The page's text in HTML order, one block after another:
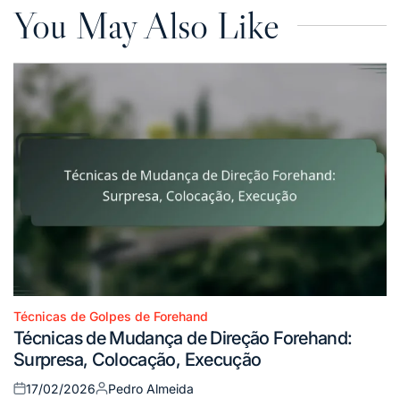
You May Also Like
Posted
in
Técnicas de Golpes de Forehand
Técnicas de Mudança de Direção Forehand:
Surpresa, Colocação, Execução
Posted
17/02/2026
Posted
Pedro Almeida